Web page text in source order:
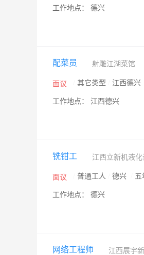
工作地点： 德兴
配菜员 射雕江湖菜馆
面议 其它类型 江西德兴
工作地点： 江西德兴
铣钳工 江西立新机液
面议 普通工人 德兴 五
工作地点： 德兴
网络工程师 江西展宇